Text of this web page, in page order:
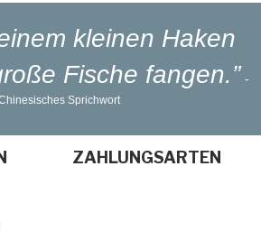
kleinen Haken
Fische fangen.” -
Sprichwort
ZAHLUNGSARTEN